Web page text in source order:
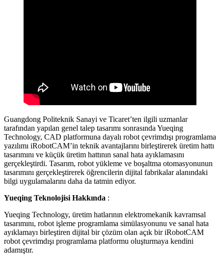
Guangdong Politeknik Sanayi ve Ticaret’ten ilgili uzmanlar
tarafından yapılan genel talep tasarımı sonrasında Yueqing
Technology, CAD platformuna dayalı robot çevrimdışı programlama
yazılımı iRobotCAM’in teknik avantajlarını birleştirerek üretim hattı
tasarımını ve küçük üretim hattının sanal hata ayıklamasını
gerçekleştirdi. Tasarım, robot yükleme ve boşaltma otomasyonunun
tasarımını gerçekleştirerek öğrencilerin dijital fabrikalar alanındaki
bilgi uygulamalarını daha da tatmin ediyor.
Yueqing Teknolojisi Hakkında :
Yueqing Technology, üretim hatlarının elektromekanik kavramsal
tasarımını, robot işleme programlama simülasyonunu ve sanal hata
ayıklamayı birleştiren dijital bir çözüm olan açık bir iRobotCAM
robot çevrimdışı programlama platformu oluşturmaya kendini
adamıştır.